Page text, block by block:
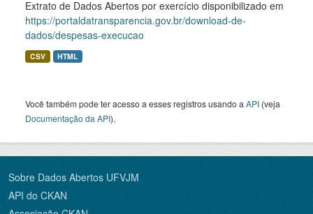
Extrato de Dados Abertos por exercício disponibilizado em
https://portaldatransparencia.gov.br/download-de-
dados/despesas-execucao
CSV HTML
Você também pode ter acesso a esses registros usando a API (veja
Documentação da API).
Sobre Dados Abertos UFVJM
API do CKAN